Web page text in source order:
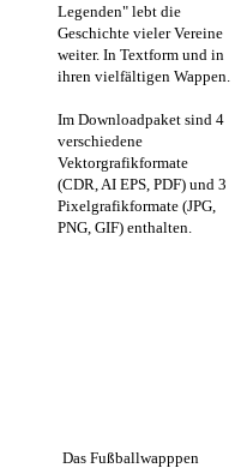
Legenden" lebt die
Geschichte vieler Vereine
weiter. In Textform und in
ihren vielfältigen Wappen.
Im Downloadpaket sind 4
verschiedene
Vektorgrafikformate
(CDR, AI EPS, PDF) und 3
Pixelgrafikformate (JPG,
PNG, GIF) enthalten.
Das Fußballwapppen